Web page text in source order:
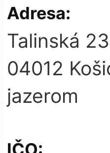
Adresa:
Talinská
04012
jazerom